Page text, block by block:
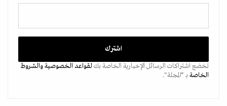
تخضع اشتراكات الرسائل الإخبارية الخاصة بكلقواعد الخصوصيةوالشروط
الخاصة بـ “المجلة".